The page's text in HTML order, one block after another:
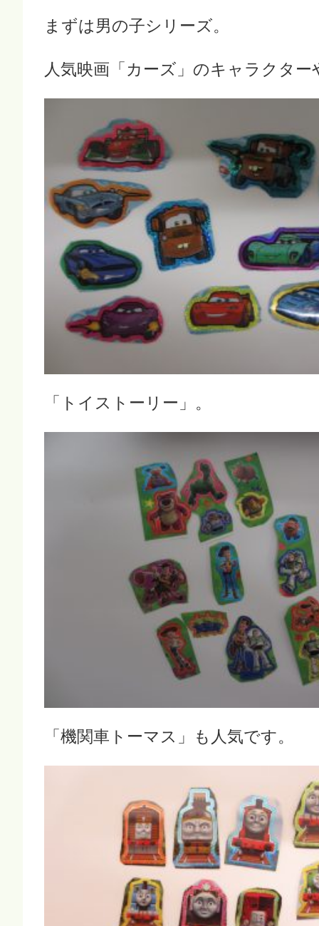
まずは男の子シリーズ。
人気映画「カーズ」のキャラクター
「トイストーリー」。
「機関車トーマス」も人気です。